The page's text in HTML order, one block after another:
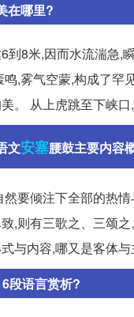
在哪里?
到8米,因而水流湍急,
,雾气空蒙,构成了罕
。 从上虎跳至下峡口,
文安塞腰鼓主要内容
然要倾注下全部的热
,则有三歌之、三颂
与内容,哪又是客体与
段语言赏析?